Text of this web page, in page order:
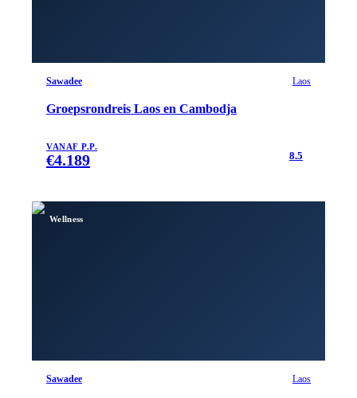
Sawadee Laos
Groepsrondreis Laos en Cambodja
VANAF P.P.
€4.189 8.5
Wellness
Sawadee Laos